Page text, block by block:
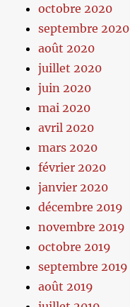
octobre 2020
septembre 2020
août 2020
juillet 2020
juin 2020
mai 2020
avril 2020
mars 2020
février 2020
janvier 2020
décembre 2019
novembre 2019
octobre 2019
septembre 2019
août 2019